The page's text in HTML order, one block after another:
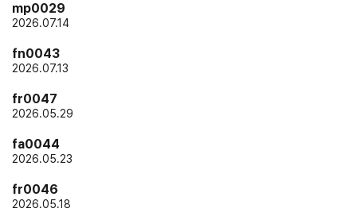
mp0029
2026.07.14
fn0043
2026.07.13
fr0047
2026.05.29
fa0044
2026.05.23
fr0046
2026.05.18